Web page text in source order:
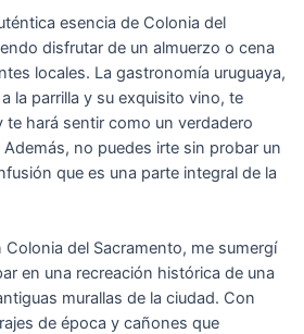
esencia de Colonia del
disfrutar de un almuerzo o cena
locales. La gastronomía uruguaya,
la parrilla y su exquisito vino, te
te hará sentir como un verdadero
no puedes irte sin probar un
que es una parte integral de la
Colonia del Sacramento, me sumergí
en una recreación histórica de una
murallas de la ciudad. Con
de época y cañones que